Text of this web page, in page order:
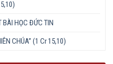
BÀI HỌC ĐỨC TIN
CHÚA” (1 Cr 15,10)